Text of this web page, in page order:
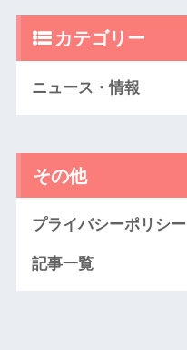
カテゴリー
ニュース・情報
その他
プライバシーポリシー
記事一覧